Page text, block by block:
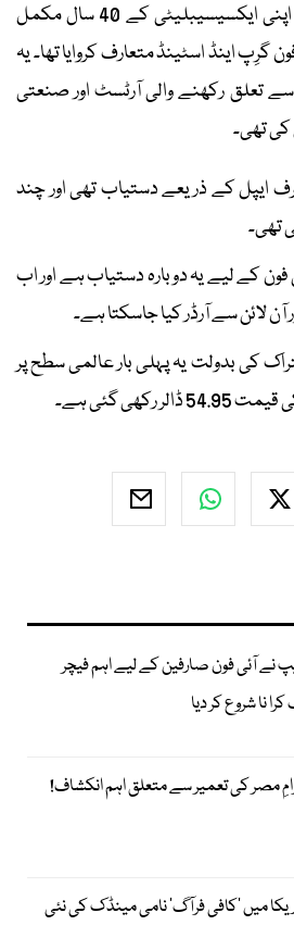
گزشتہ نومبر میں ایپل نے اپنی ایکسیسیبلیٹی کے 40 سال مکمل
گرِپ اینڈ اسٹینڈ متعارف کروایا تھا۔ یہ
تعلق رکھنے والی آرٹسٹ اور صنعتی
کی تھی۔
ایپل کے ذریعے دستیاب تھی اور چند
تھی۔
کے لیے یہ دوبارہ دستیاب ہے اور اب
آن لائن سے آرڈر کیا جاسکتا ہے۔
کی بدولت یہ پہلی بار عالمی سطح پر
گئی ہے۔
نے آئی فون صارفین کے لیے اہم فیچر
نا شروع کر دیا
مصر کی تعمیر سے متعلق اہم انکشاف!
میں 'کافی فرآگ' نامی مینڈک کی نئی